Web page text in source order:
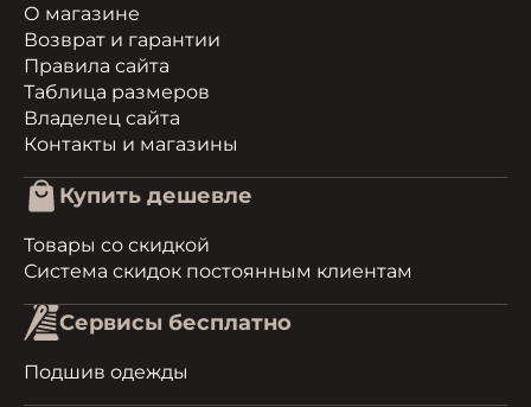
О магазине
Возврат и гарантии
Правила сайта
Таблица размеров
Владелец сайта
Контакты и магазины
Купить дешевле
Товары со скидкой
Система скидок постоянным клиентам
Сервисы бесплатно
Подшив одежды